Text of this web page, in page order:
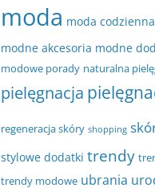
moda moda codzienna
modne akcesoria modne
modowe porady naturalna
pielęgnacja
regeneracja skóry shopping
stylowe dodatki trendy
trendy modowe ubrania